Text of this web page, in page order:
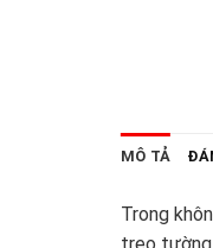
MÔ TẢ
Trong